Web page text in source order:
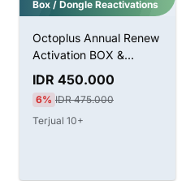
Box / Dongle Reactivations
Octoplus Annual Renew
Activation BOX &
Dongle
IDR 450.000
6% IDR 475.000
Terjual 10+